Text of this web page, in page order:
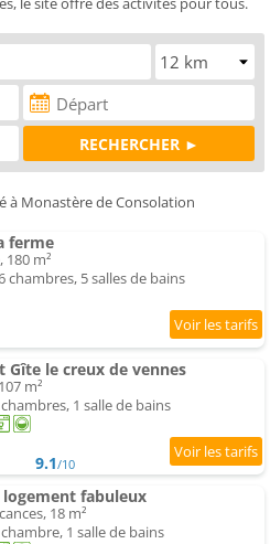
à Monastère de Consolation
ferme
m²
chambres, 5 salles de bains
Gîte le creux de vennes
m²
1 salle de bains
9.1/10
fabuleux
18 m²
1 salle de bains